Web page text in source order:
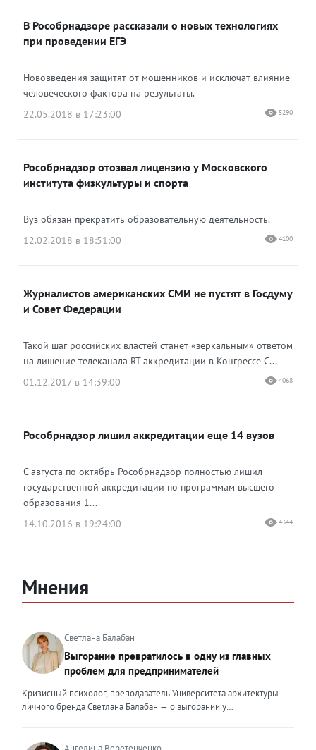
В Рособрнадзоре рассказали о новых технологиях
при проведении ЕГЭ
Нововведения защитят от мошенников и исключат влияние
человеческого фактора на результаты.
22.05.2018 в 17:23:00
5290
Рособрнадзор отозвал лицензию у Московского
института физкультуры и спорта
Вуз обязан прекратить образовательную деятельность.
12.02.2018 в 18:51:00
4100
Журналистов американских СМИ не пустят в Госдуму
и Совет Федерации
Такой шаг российских властей станет «зеркальным» ответом
на лишение телеканала RT аккредитации в Конгрессе С...
01.12.2017 в 14:39:00
4068
Рособрнадзор лишил аккредитации еще 14 вузов
С августа по октябрь Рособрнадзор полностью лишил
государственной аккредитации по программам высшего
образования 1...
14.10.2016 в 19:24:00
4344
Мнения
Светлана Балабан
Выгорание превратилось в одну из главных
проблем для предпринимателей
Кризисный психолог, преподаватель Университета архитектуры
личного бренда Светлана Балабан — о выгорании у
проблемой, однако выгорание у предпринимателей заметно